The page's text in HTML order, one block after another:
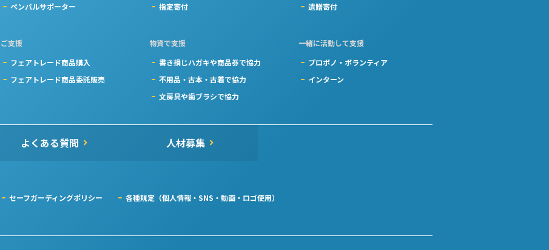
ペンパルサポーター
指定寄付
遺贈寄付
ご支援
フェアトレード商品購入
フェアトレード商品委託販売
物資で支援
書き損じハガキや商品券で協力
不用品・古本・古着で協力
文房具や歯ブラシで協力
一緒に活動して支援
プロボノ・ボランティア
インターン
よくある質問 人材募集
セーフガーディングポリシー 各種規定（個人情報・SNS・動画・ロゴ使用）